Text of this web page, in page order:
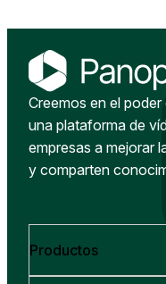
Creemos en el
una plataforma de
empresas a mejorar
y comparten
Productos